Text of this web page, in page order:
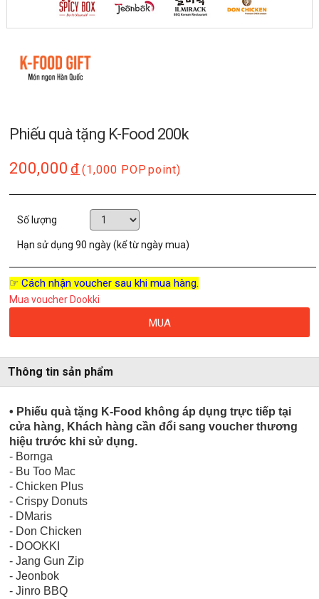
Phiếu quà tặng K-Food 200k
200,000 đ (1,000 POP point)
Số lượng
Hạn sử dụng90 ngày (kể từ ngày mua)
☞ Cách nhận voucher sau khi mua hàng.
Mua voucher Dookki
MUA
Thông tin sản phẩm
• Phiếu quà tặng K-Food không áp dụng trực tiếp tại
cửa hàng, Khách hàng cần đổi sang voucher thương
hiệu trước khi sử dụng.
- Bornga
- Bu Too Mac
- Chicken Plus
- Crispy Donuts
- DMaris
- Don Chicken
- DOOKKI
- Jang Gun Zip
- Jeonbok
- Jinro BBQ